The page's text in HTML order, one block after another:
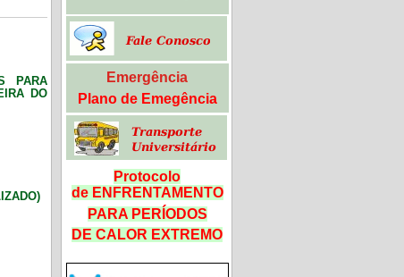
PARA
DO
Emergência
Plano de Emegência
Protocolo
de ENFRENTAMENTO
PARA PERÍODOS
DE CALOR EXTREMO